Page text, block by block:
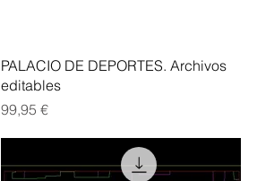
Vista rápida
PALACIO DE DEPORTES. Archivos
editables
Precio
99,95 €